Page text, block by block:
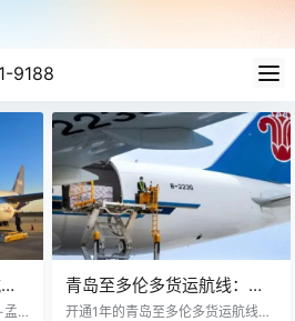
9188
孟
青岛至多伦多货运航线：北
方唯一中加航空货运通道
开通1年的青岛至多伦多货运航线累